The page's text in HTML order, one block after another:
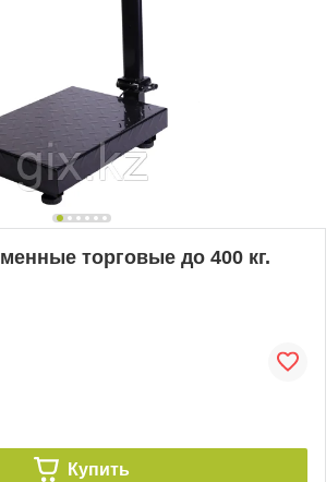
торговые до 400 кг.
Купить